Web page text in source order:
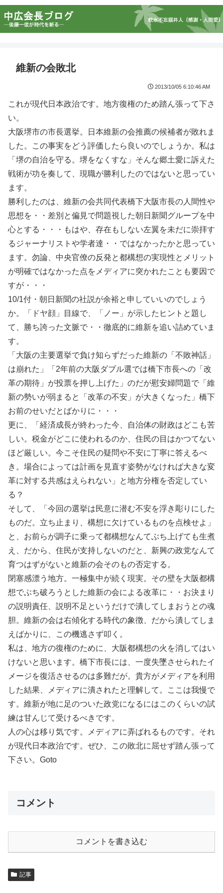
維新の会敗北
2013/10/05 6:10:46 AM
これが現代日本政治です。地方復権のため踏ん張って下さ
い。
大阪堺市の市長選挙。日本維新の会推薦の候補者が敗れま
した。この事実をどう評価したら良いのでしょうか。私は
「堺の自治を守る。堺をなくすな」そんな郷土愛に訴えた
戦術が功を奏して、現職が勝利したのではないと思ってい
ます。
勝利したのは、維新の会共同代表橋下大阪市長の人間性や
思想を・・差別と偏見で問題視した朝日新聞グループを中
心とする・・・もはや、存在もしない左翼を未だに崇拝す
るジャーナリストや学者達・・ではなかったかと思ってい
ます。勿論、中央官僚の反発と都構想の実現性とメリット
が明確ではなかった点をメディアに突かれたことも要因で
すが・・・
10/1付・朝日新聞の社説が余裕と申していいのでしょう
か。「ドヤ顔」目線で、「ノー」が示したヒントと題し
て、勝ち誇った文脈で・・徹底的に維新を追い詰めていま
す。
「大阪の主要選挙で負け知らずだった維新の「不敗神話」
は崩れた」「2年前の大阪ダブル選では橋下市長への「改
革の期待」が投票を押し上げた」のだが慰安婦問題で「維
新の勢いが弱まると「改革の不安」が大きくなった」橋下
お前のせいだとばかりに・・・
更に、「経済成長が終わった今、自治体の財政はどこも苦
しい。税金がどこに使われるのか、住民の目はかつてない
ほど厳しい。今こそ住民の疑問や不安に丁寧に答えるべ
き。場合によっては計画を見直す姿勢がなければ大きな変
革に対する共感はえられない」と地方分権を否定してい
る？
そして、「今回の選挙は民意に潜む不安を浮き彫りにした
ものだ。立ち止まり、構想に欠けているものを点検せよ」
と、お前らが調子に乗って都構想なんてぶち上げても生煮
え、だから、住民が支持しないのだと、新興の政党なんて
育つはずがないと維新の会そのもの否定する。
閉塞感漂う地方。一極集中が続く現実。その壁を大阪都構
想でぶち破ろうとした維新の会による改革に・・お決まり
の説明責任、説明不足というだけで潰してしまおうとの魂
胆。維新の会は右傾化する時代の象徴、だから潰してしま
えばかりに、この機逃さず叩く。
私は、地方の復権のために、大阪都構想の火を消してはい
けないと思います。橋下市長には、一度失墜させられたイ
メージを復活させるのは多難だが。貴方がメディアを利用
した結果、メディアに潰されたと理解して。ここは我慢で
す。維新が地に足のついた政党になるにはこのくらいの試
練は甘んじて受けるべきです。
人の心は移り気です。メディアに弄ばれるものです。それ
が現代日本政治です。ぜひ、この敗北に屈せず踏ん張って
下さい。Goto
コメント
コメントを書き込む
記事